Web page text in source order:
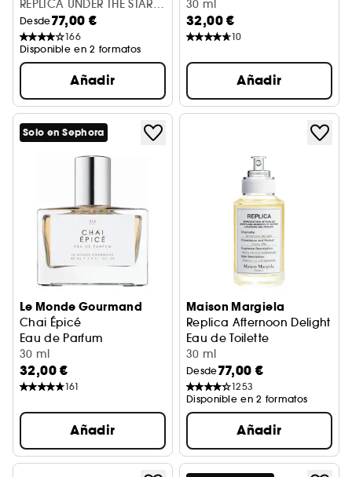
REPLICA UNDER THE STARS
EDT V30ML
Desde77,00 €
166
Disponible en 2 formatos
Añadir
30 ml
32,00 €
10
Añadir
Solo en Sephora
Le Monde Gourmand
Chai Épicé
Eau de Parfum
30 ml
32,00 €
161
Añadir
Maison Margiela
Replica Afternoon Delight
Eau de Toilette
30 ml
Desde77,00 €
1253
Disponible en 2 formatos
Añadir